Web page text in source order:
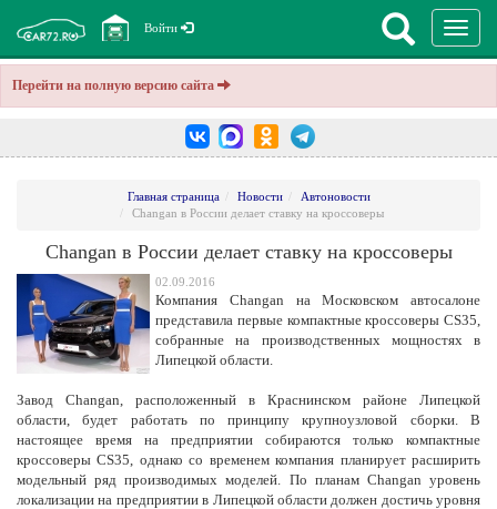
Перейти на полную версию сайта
Войти
Главная страница Новости
Автоновости
Changan в России делает ставку на кроссоверы
Changan в России делает ставку на кроссоверы
02.09.2016
Компания Changan на Московском автосалоне
представила первые компактные кроссоверы CS35,
собранные на производственных мощностях в
Липецкой области.
Завод Changan, расположенный в Краснинском районе Липецкой
области, будет работать по принципу крупноузловой сборки. В
настоящее время на предприятии собираются только компактные
кроссоверы CS35, однако со временем компания планирует расширить
модельный ряд производимых моделей. По планам Changan уровень
локализации на предприятии в Липецкой области должен достичь уровня